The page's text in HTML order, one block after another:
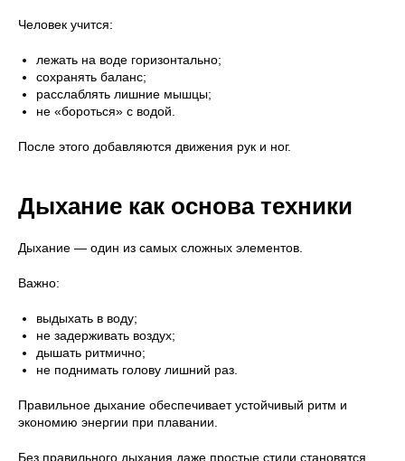
Человек учится:
лежать на воде горизонтально;
сохранять баланс;
расслаблять лишние мышцы;
не «бороться» с водой.
После этого добавляются движения рук и ног.
Дыхание как основа техники
Дыхание — один из самых сложных элементов.
Важно:
выдыхать в воду;
не задерживать воздух;
дышать ритмично;
не поднимать голову лишний раз.
Правильное дыхание обеспечивает устойчивый ритм и
экономию энергии при плавании.
Без правильного дыхания даже простые стили становятся